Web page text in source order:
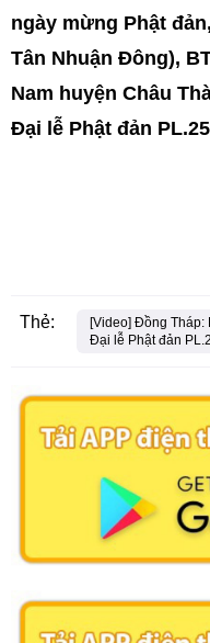
ngày mừng Phật
Tân Nhuận Đông),
Nam huyện Châu
Đại lễ Phật đản
Thẻ:
[Video] Đồng Tháp:
Đại lễ Phật đản